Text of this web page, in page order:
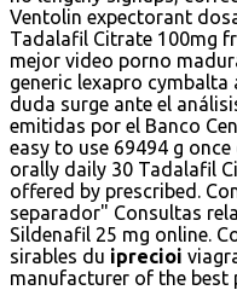
Ventolin expectorant
Tadalafil Citrate 100mg
mejor video porno
generic lexapro cymbalta
duda surge ante el
emitidas por el Banco
easy to use 69494 g
orally daily 30 Tadalafil
offered by prescribed.
separador" Consultas
Sildenafil 25 mg online.
sirables du iprecioi
manufacturer of the best